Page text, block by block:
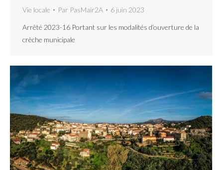
Vie locale Par PasMair2A 6 juin 2023
Arrêté 2023-16 Portant sur les modalités d’ouverture de la
crèche municipale